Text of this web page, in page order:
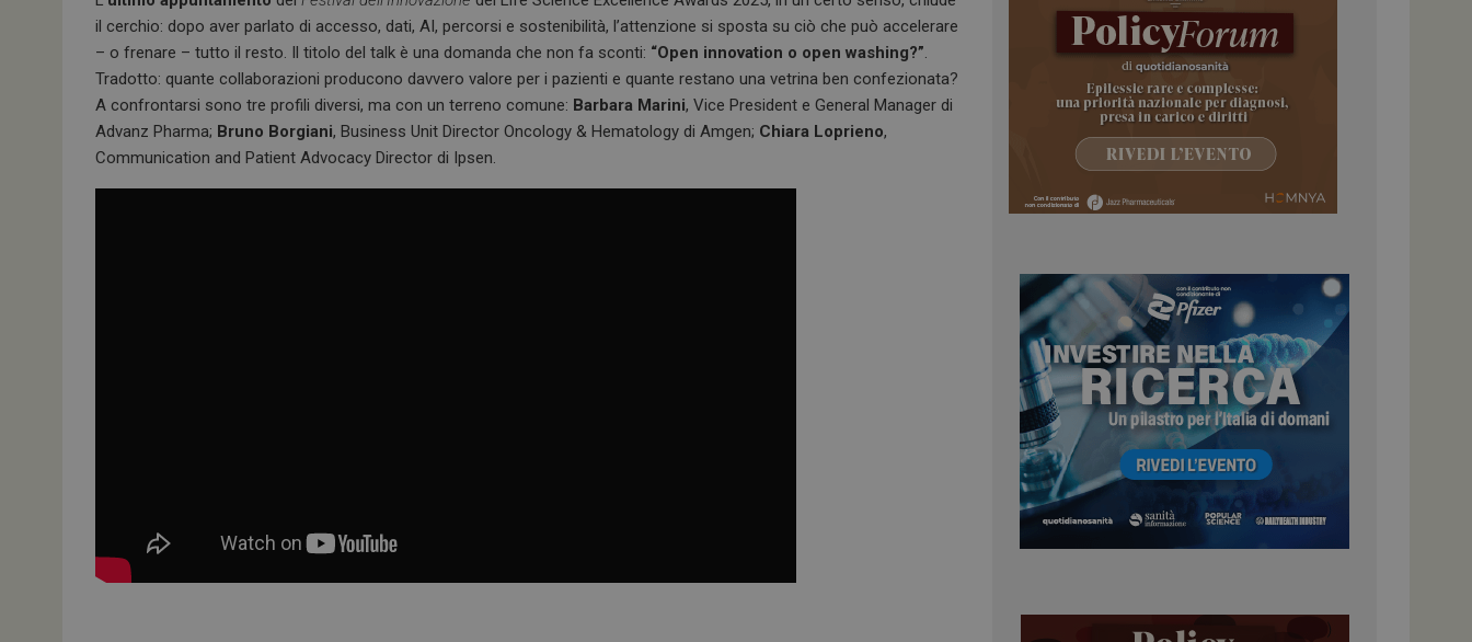
o
o
k
n
A
p
p
il cerchio: dopo aver parlato di accesso, dati, AI, percorsi e sostenibilità, l’attenzione si sposta su ciò che può accelerare
– o frenare – tutto il resto. Il titolo del talk è una domanda che non fa sconti: “Open innovation o open washing?”.
Tradotto: quante collaborazioni producono davvero valore per i pazienti e quante restano una vetrina ben confezionata?
A confrontarsi sono tre profili diversi, ma con un terreno comune: Barbara Marini, Vice President e General Manager di
Advanz Pharma; Bruno Borgiani, Business Unit Director Oncology & Hematology di Amgen; Chiara Loprieno,
Communication and Patient Advocacy Director di Ipsen.